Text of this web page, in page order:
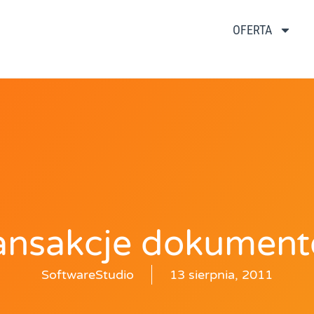
OFERTA
SoftwareStudio 13 sierpnia, 2011